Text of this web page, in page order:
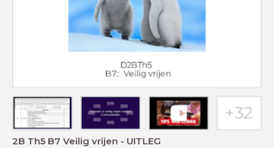
2B Th5 B7 Veilig vrijen - UITLEG